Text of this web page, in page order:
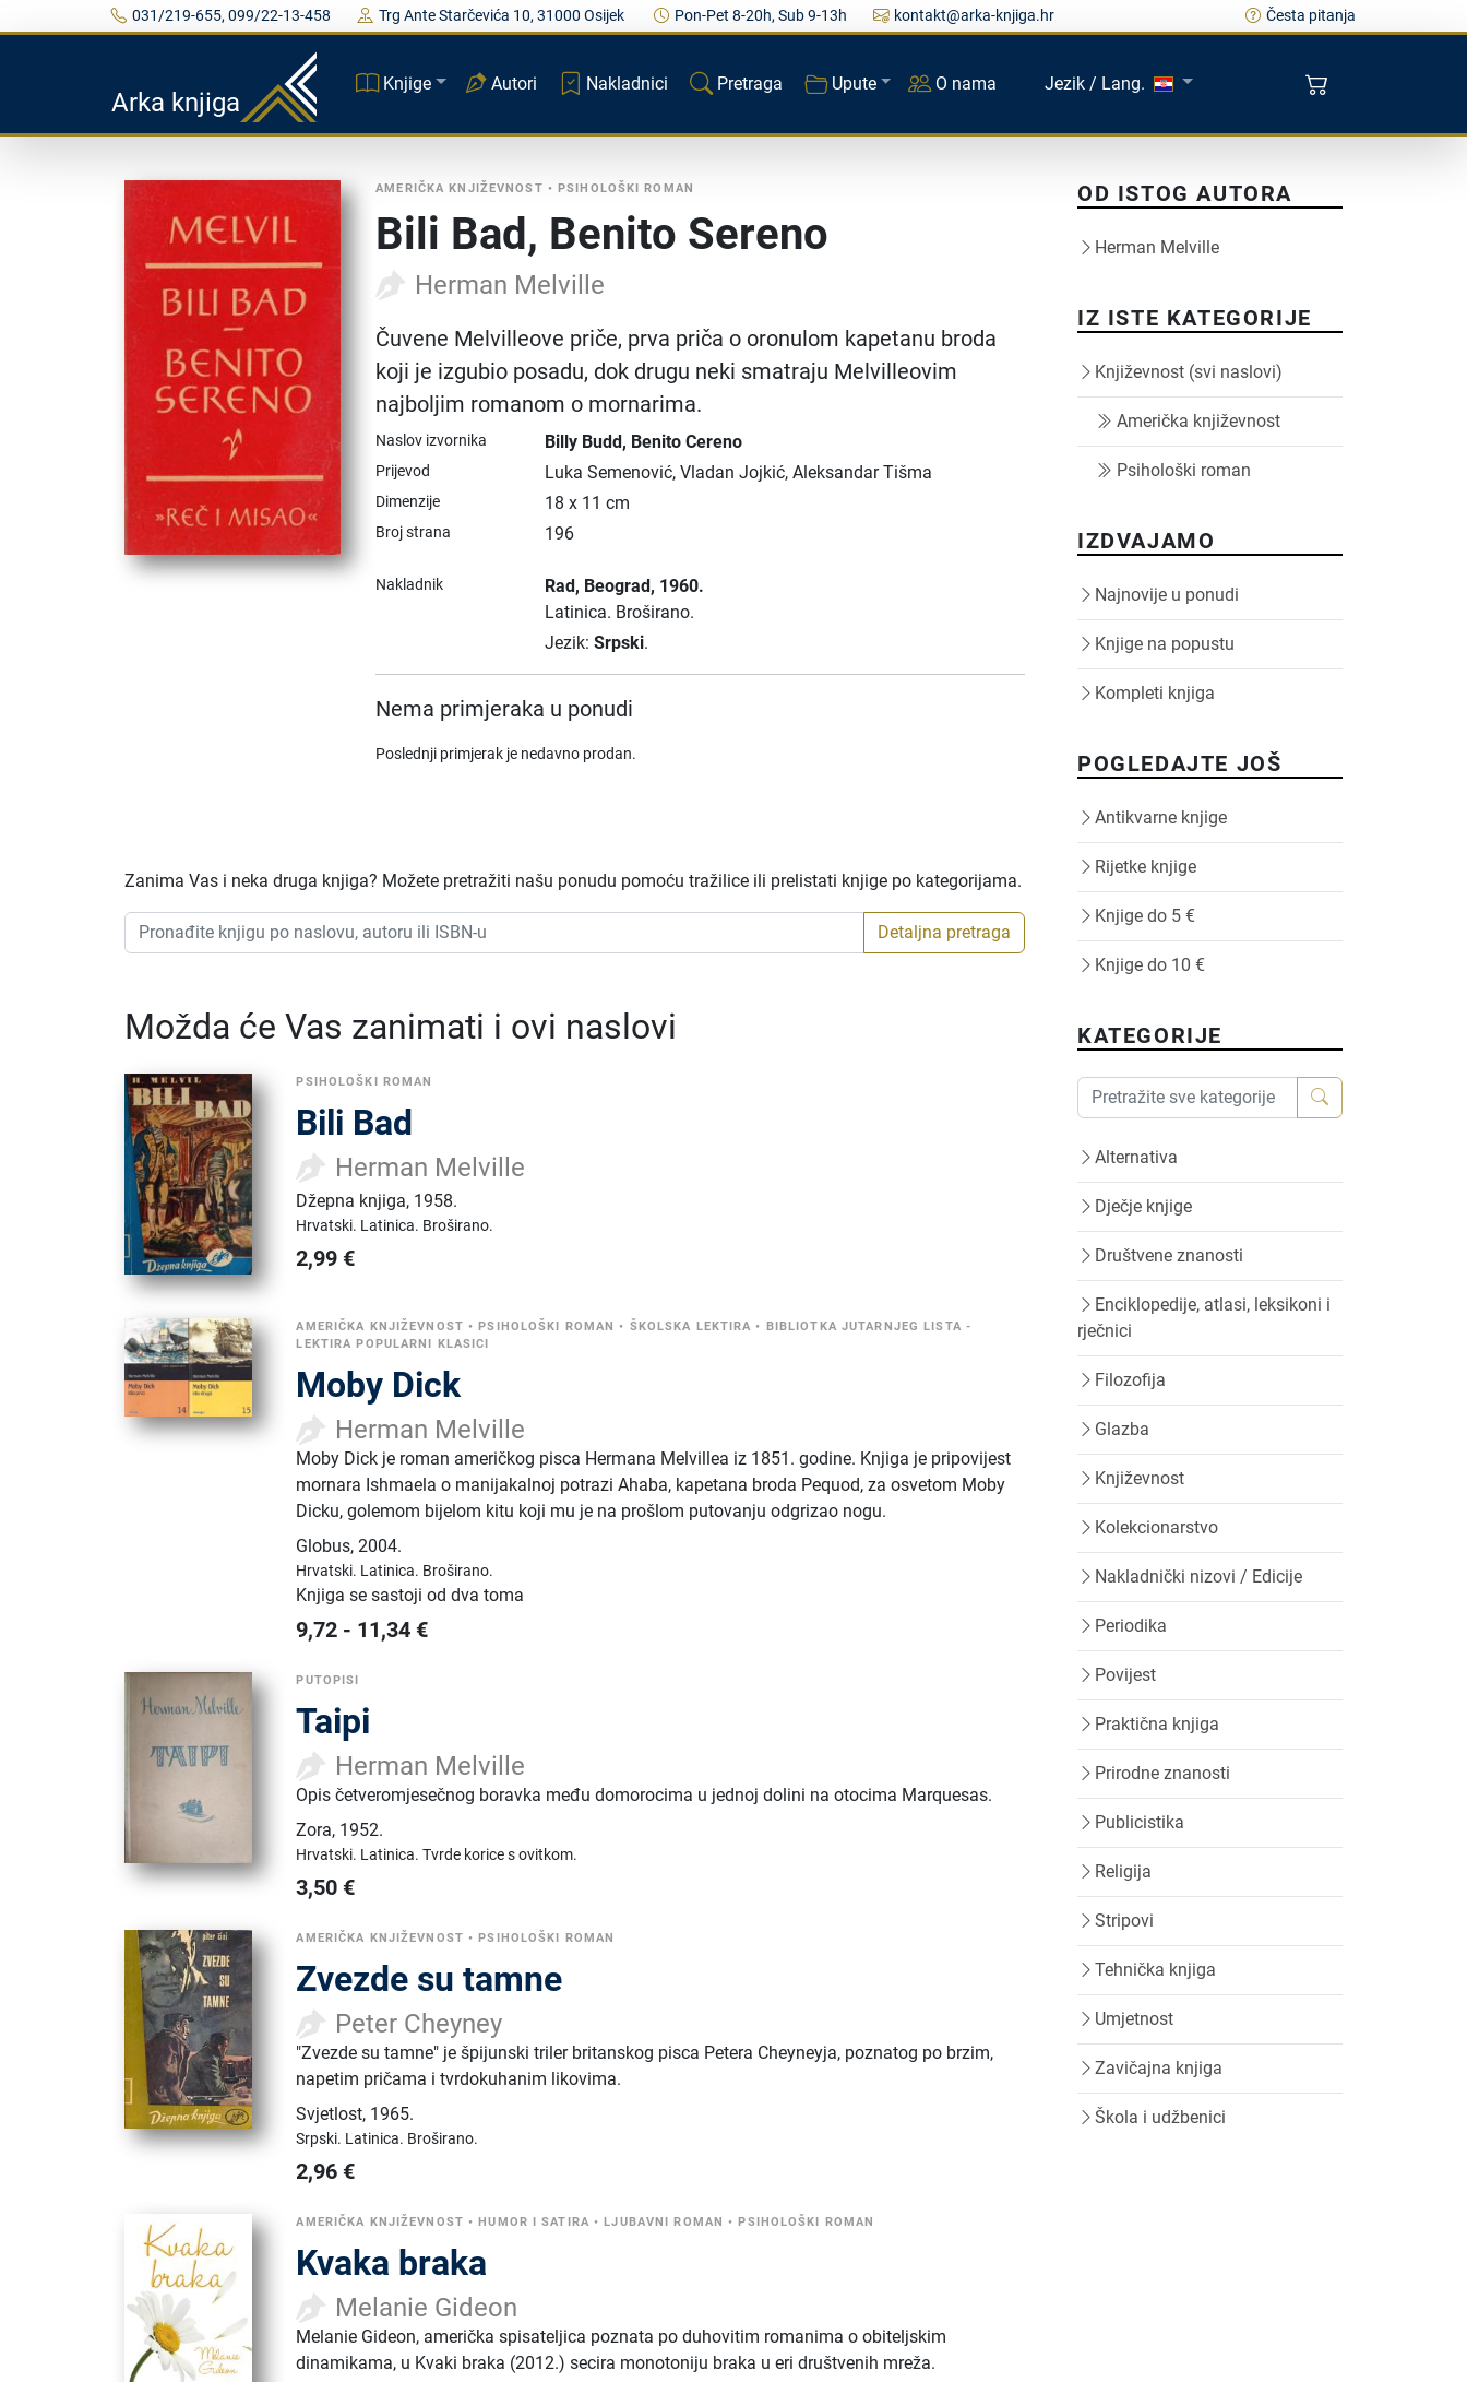
031/219-655, 099/22-13-458 Trg Ante Starčevića 10, 31000 Osijek Pon-Pet 8-20h, Sub 9-13h kontakt@arka-knjiga.hr Česta pitanja
Arka knjiga
Knjige Autori Nakladnici Pretraga Upute O nama Jezik / Lang.
AMERIČKA KNJIŽEVNOST •PSIHOLOŠKI ROMAN
Bili Bad, Benito Sereno
Herman Melville
Čuvene Melvilleove priče, prva priča o oronulom kapetanu broda
koji je izgubio posadu, dok drugu neki smatraju Melvilleovim
najboljim romanom o mornarima.
Naslov izvornika Billy Budd, Benito Cereno
Prijevod Luka Semenović, Vladan Jojkić, Aleksandar Tišma
Dimenzije 18 x 11 cm
Broj strana 196
Nakladnik Rad, Beograd, 1960.
Latinica. Broširano.
Jezik: Srpski.
Nema primjeraka u ponudi
Poslednji primjerak je nedavno prodan.
Zanima Vas i neka druga knjiga? Možete pretražiti našu ponudu pomoću tražilice ili prelistati knjige po kategorijama.
Detaljna pretraga
Možda će Vas zanimati i ovi naslovi
PSIHOLOŠKI ROMAN
Bili Bad
Herman Melville
Džepna knjiga, 1958.
Hrvatski. Latinica. Broširano.
2,99 €
AMERIČKA KNJIŽEVNOST • PSIHOLOŠKI ROMAN • ŠKOLSKA LEKTIRA •
BIBLIOTKA JUTARNJEG LISTA -
LEKTIRA POPULARNI KLASICI
Moby Dick
Herman Melville
Moby Dick je roman američkog pisca Hermana Melvillea iz 1851. godine. Knjiga je pripovijest
mornara Ishmaela o manijakalnoj potrazi Ahaba, kapetana broda Pequod, za osvetom Moby
Dicku, golemom bijelom kitu koji mu je na prošlom putovanju odgrizao nogu.
Globus,2004.
Hrvatski. Latinica. Broširano.
Knjiga se sastoji od dva toma
9,72 - 11,34 €
PUTOPISI
Taipi
Herman Melville
Opis četveromjesečnog boravka među domorocima u jednoj dolini na otocima Marquesas.
Zora, 1952.
Hrvatski. Latinica.Tvrde korice s ovitkom.
3,50 €
AMERIČKA KNJIŽEVNOST • PSIHOLOŠKI ROMAN
Zvezde su tamne
Peter Cheyney
"Zvezde su tamne" je špijunski triler britanskog pisca Petera Cheyneyja, poznatog po brzim,
napetim pričama i tvrdokuhanim likovima.
Svjetlost, 1965.
Srpski. Latinica. Broširano.
2,96 €
AMERIČKA KNJIŽEVNOST • HUMOR I SATIRA • LJUBAVNI ROMAN • PSIHOLOŠKI ROMAN
Kvaka braka
Melanie Gideon
Melanie Gideon, američka spisateljica poznata po duhovitim romanima o obiteljskim
dinamikama, u Kvaki braka (2012.) secira monotoniju braka u eri društvenih mreža.
OD ISTOG AUTORA
Herman Melville
IZ ISTE KATEGORIJE
Književnost (svi naslovi)
Američka književnost
Psihološki roman
IZDVAJAMO
Najnovije u ponudi
Knjige na popustu
Kompleti knjiga
POGLEDAJTE JOŠ
Antikvarne knjige
Rijetke knjige
Knjige do 5 €
Knjige do 10 €
KATEGORIJE
Alternativa
Dječje knjige
Društvene znanosti
Enciklopedije, atlasi, leksikoni i
rječnici
Filozofija
Glazba
Književnost
Kolekcionarstvo
Nakladnički nizovi / Edicije
Periodika
Povijest
Praktična knjiga
Prirodne znanosti
Publicistika
Religija
Stripovi
Tehnička knjiga
Umjetnost
Zavičajna knjiga
Škola i udžbenici